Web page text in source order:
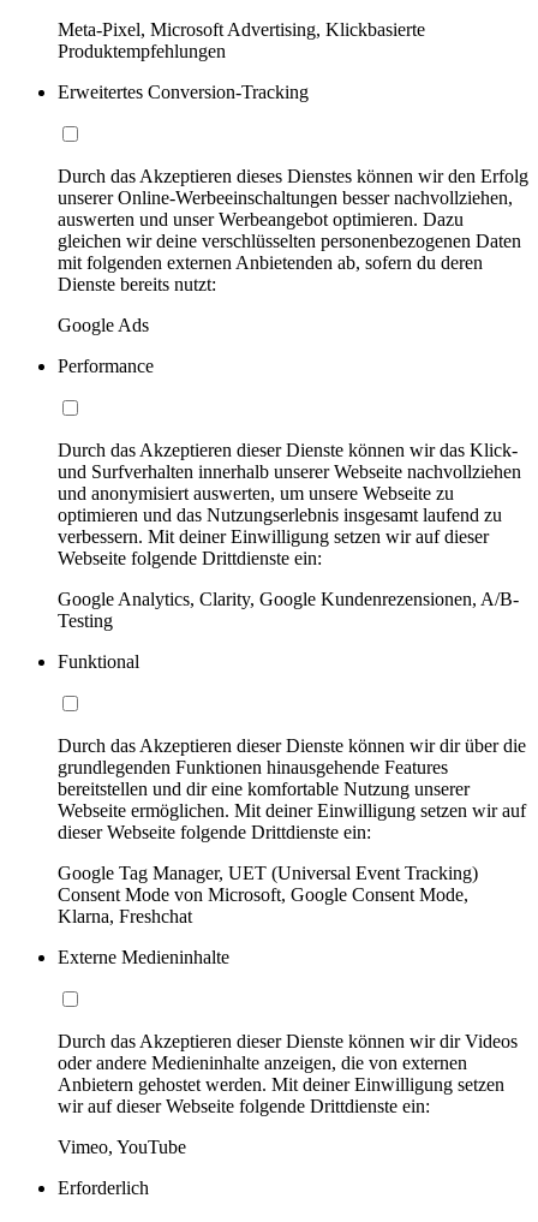
Meta-Pixel, Microsoft Advertising, Klickbasierte
Produktempfehlungen
Erweitertes Conversion-Tracking
Durch das Akzeptieren dieses Dienstes können wir den Erfolg
unserer Online-Werbeeinschaltungen besser nachvollziehen,
auswerten und unser Werbeangebot optimieren. Dazu
gleichen wir deine verschlüsselten personenbezogenen Daten
mit folgenden externen Anbietenden ab, sofern du deren
Dienste bereits nutzt:
Google Ads
Performance
Durch das Akzeptieren dieser Dienste können wir das Klick-
und Surfverhalten innerhalb unserer Webseite nachvollziehen
und anonymisiert auswerten, um unsere Webseite zu
optimieren und das Nutzungserlebnis insgesamt laufend zu
verbessern. Mit deiner Einwilligung setzen wir auf dieser
Webseite folgende Drittdienste ein:
Google Analytics, Clarity, Google Kundenrezensionen, A/B-
Testing
Funktional
Durch das Akzeptieren dieser Dienste können wir dir über die
grundlegenden Funktionen hinausgehende Features
bereitstellen und dir eine komfortable Nutzung unserer
Webseite ermöglichen. Mit deiner Einwilligung setzen wir auf
dieser Webseite folgende Drittdienste ein:
Google Tag Manager, UET (Universal Event Tracking)
Consent Mode von Microsoft, Google Consent Mode,
Klarna, Freshchat
Externe Medieninhalte
Durch das Akzeptieren dieser Dienste können wir dir Videos
oder andere Medieninhalte anzeigen, die von externen
Anbietern gehostet werden. Mit deiner Einwilligung setzen
wir auf dieser Webseite folgende Drittdienste ein:
Vimeo, YouTube
Erforderlich